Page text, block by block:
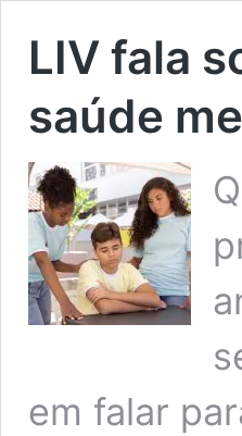
LIV fala
saúde
em falar